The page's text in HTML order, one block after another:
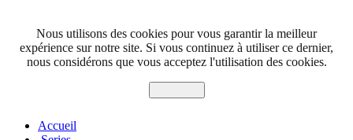
Nous utilisons des cookies pour vous garantir la meilleur
expérience sur notre site. Si vous continuez à utiliser ce dernier,
nous considérons que vous acceptez l'utilisation des cookies.
Accueil